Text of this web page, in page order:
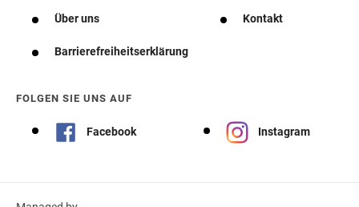
Über uns Kontakt
Barrierefreiheitserklärung
FOLGEN SIE UNS AUF
Facebook Instagram